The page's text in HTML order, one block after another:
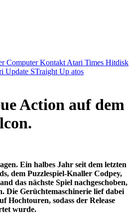
Computer Kontakt Atari Times Hitdisk
Update STraight Up atos
Action auf dem
Ein halbes Jahr seit dem letzten
dem Puzzlespiel-Knaller Codpey,
das nächste Spiel nachgeschoben,
Die Gerüchtemaschinerie lief dabei
Hochtouren, sodass der Release
wurde.